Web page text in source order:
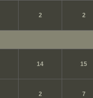
2 2
14 15
2 7